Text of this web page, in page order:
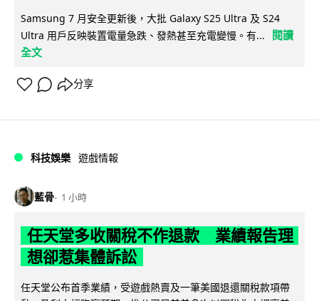
Samsung 7 月安全更新後，大批 Galaxy S25 Ultra 及 S24
Ultra 用戶反映裝置電量急跌、發熱甚至充電變慢。有...
閱讀
全文
分享
科技娛樂 遊戲情報
藍骨 1 小時
任天堂多收關稅不作退款 業績報告理
想卻惹集體訴訟
任天堂公布首季業績，受遊戲熱賣及一筆美國退還關稅款項帶